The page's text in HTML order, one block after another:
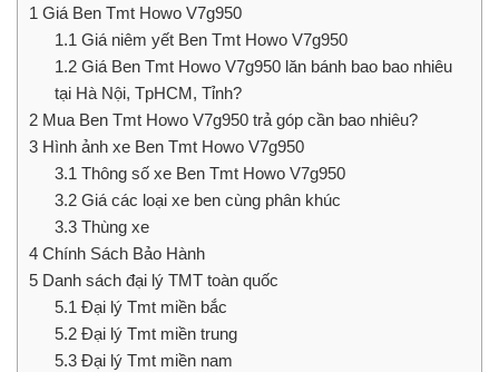
1 Giá Ben Tmt Howo V7g950
1.1Giá niêm yết Ben Tmt Howo V7g950
1.2Giá Ben Tmt Howo V7g950 lăn bánh bao bao nhiêu
tại Hà Nội, TpHCM, Tỉnh?
2 Mua Ben Tmt Howo V7g950 trả góp cần bao nhiêu?
3 Hình ảnh xe Ben Tmt Howo V7g950
3.1Thông số xe Ben Tmt Howo V7g950
3.2Giá các loại xe ben cùng phân khúc
3.3Thùng xe
4 Chính Sách Bảo Hành
5 Danh sách đại lý TMT toàn quốc
5.1Đại lý Tmt miền bắc
5.2Đại lý Tmt miền trung
5.3Đại lý Tmt miền nam